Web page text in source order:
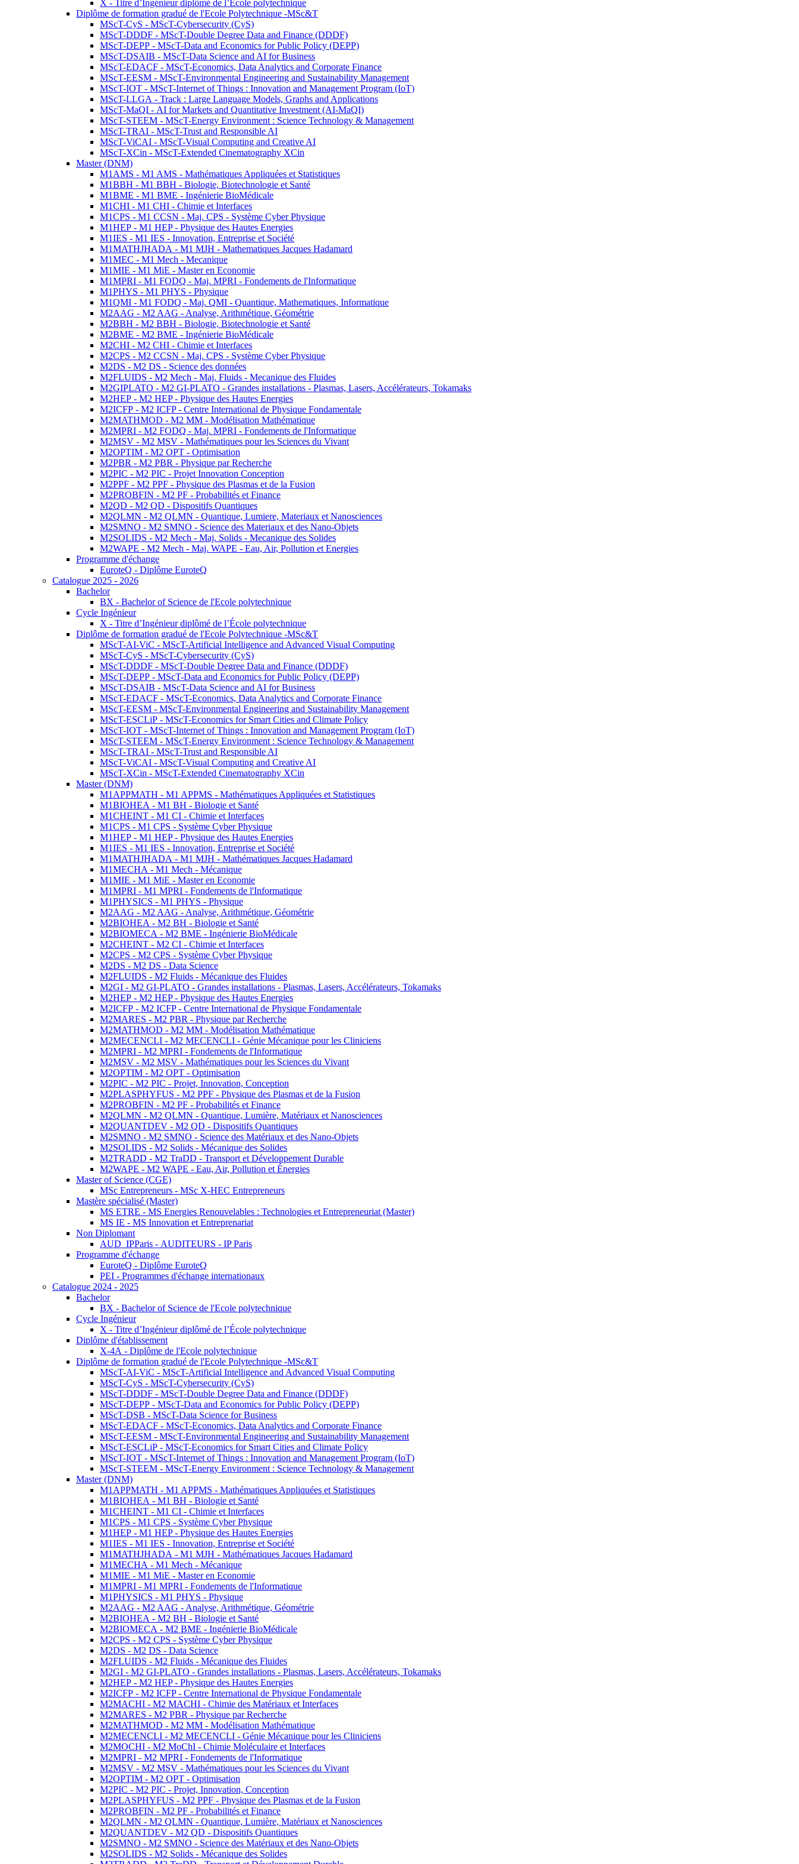
X - Titre d’Ingénieur diplômé de l’École polytechnique
Diplôme de formation gradué de l'Ecole Polytechnique -MSc&T
MScT-CyS - MScT-Cybersecurity (CyS)
MScT-DDDF - MScT-Double Degree Data and Finance (DDDF)
MScT-DEPP - MScT-Data and Economics for Public Policy (DEPP)
MScT-DSAIB - MScT-Data Science and AI for Business
MScT-EDACF - MScT-Economics, Data Analytics and Corporate Finance
MScT-EESM - MScT-Environmental Engineering and Sustainability Management
MScT-IOT - MScT-Internet of Things : Innovation and Management Program (IoT)
MScT-LLGA - Track : Large Language Models, Graphs and Applications
MScT-MaQI - AI for Markets and Quantitative Investment (AI-MaQI)
MScT-STEEM - MScT-Energy Environment : Science Technology & Management
MScT-TRAI - MScT-Trust and Responsible AI
MScT-ViCAI - MScT-Visual Computing and Creative AI
MScT-XCin - MScT-Extended Cinematography XCin
Master (DNM)
M1AMS - M1 AMS - Mathématiques Appliquées et Statistiques
M1BBH - M1 BBH - Biologie, Biotechnologie et Santé
M1BME - M1 BME - Ingénierie BioMédicale
M1CHI - M1 CHI - Chimie et Interfaces
M1CPS - M1 CCSN - Maj. CPS - Système Cyber Physique
M1HEP - M1 HEP - Physique des Hautes Energies
M1IES - M1 IES - Innovation, Entreprise et Société
M1MATHJHADA - M1 MJH - Mathematiques Jacques Hadamard
M1MEC - M1 Mech - Mecanique
M1MIE - M1 MiE - Master en Economie
M1MPRI - M1 FODQ - Maj. MPRI - Fondements de l'Informatique
M1PHYS - M1 PHYS - Physique
M1QMI - M1 FODQ - Maj. QMI - Quantique, Mathematiques, Informatique
M2AAG - M2 AAG - Analyse, Arithmétique, Géométrie
M2BBH - M2 BBH - Biologie, Biotechnologie et Santé
M2BME - M2 BME - Ingénierie BioMédicale
M2CHI - M2 CHI - Chimie et Interfaces
M2CPS - M2 CCSN - Maj. CPS - Système Cyber Physique
M2DS - M2 DS - Science des données
M2FLUIDS - M2 Mech - Maj. Fluids - Mecanique des Fluides
M2GIPLATO - M2 GI-PLATO - Grandes installations - Plasmas, Lasers, Accélérateurs, Tokamaks
M2HEP - M2 HEP - Physique des Hautes Energies
M2ICFP - M2 ICFP - Centre International de Physique Fondamentale
M2MATHMOD - M2 MM - Modélisation Mathématique
M2MPRI - M2 FODQ - Maj. MPRI - Fondements de l'Informatique
M2MSV - M2 MSV - Mathématiques pour les Sciences du Vivant
M2OPTIM - M2 OPT - Optimisation
M2PBR - M2 PBR - Physique par Recherche
M2PIC - M2 PIC - Projet Innovation Conception
M2PPF - M2 PPF - Physique des Plasmas et de la Fusion
M2PROBFIN - M2 PF - Probabilités et Finance
M2QD - M2 QD - Dispositifs Quantiques
M2QLMN - M2 QLMN - Quantique, Lumiere, Materiaux et Nanosciences
M2SMNO - M2 SMNO - Science des Materiaux et des Nano-Objets
M2SOLIDS - M2 Mech - Maj. Solids - Mecanique des Solides
M2WAPE - M2 Mech - Maj. WAPE - Eau, Air, Pollution et Energies
Programme d'échange
EuroteQ - Diplôme EuroteQ
Catalogue 2025 - 2026
Bachelor
BX - Bachelor of Science de l'Ecole polytechnique
Cycle Ingénieur
X - Titre d’Ingénieur diplômé de l’École polytechnique
Diplôme de formation gradué de l'Ecole Polytechnique -MSc&T
MScT-AI-ViC - MScT-Artificial Intelligence and Advanced Visual Computing
MScT-CyS - MScT-Cybersecurity (CyS)
MScT-DDDF - MScT-Double Degree Data and Finance (DDDF)
MScT-DEPP - MScT-Data and Economics for Public Policy (DEPP)
MScT-DSAIB - MScT-Data Science and AI for Business
MScT-EDACF - MScT-Economics, Data Analytics and Corporate Finance
MScT-EESM - MScT-Environmental Engineering and Sustainability Management
MScT-ESCLiP - MScT-Economics for Smart Cities and Climate Policy
MScT-IOT - MScT-Internet of Things : Innovation and Management Program (IoT)
MScT-STEEM - MScT-Energy Environment : Science Technology & Management
MScT-TRAI - MScT-Trust and Responsible AI
MScT-ViCAI - MScT-Visual Computing and Creative AI
MScT-XCin - MScT-Extended Cinematography XCin
Master (DNM)
M1APPMATH - M1 APPMS - Mathématiques Appliquées et Statistiques
M1BIOHEA - M1 BH - Biologie et Santé
M1CHEINT - M1 CI - Chimie et Interfaces
M1CPS - M1 CPS - Système Cyber Physique
M1HEP - M1 HEP - Physique des Hautes Energies
M1IES - M1 IES - Innovation, Entreprise et Société
M1MATHJHADA - M1 MJH - Mathématiques Jacques Hadamard
M1MECHA - M1 Mech - Mécanique
M1MIE - M1 MiE - Master en Economie
M1MPRI - M1 MPRI - Fondements de l'Informatique
M1PHYSICS - M1 PHYS - Physique
M2AAG - M2 AAG - Analyse, Arithmétique, Géométrie
M2BIOHEA - M2 BH - Biologie et Santé
M2BIOMECA - M2 BME - Ingénierie BioMédicale
M2CHEINT - M2 CI - Chimie et Interfaces
M2CPS - M2 CPS - Système Cyber Physique
M2DS - M2 DS - Data Science
M2FLUIDS - M2 Fluids - Mécanique des Fluides
M2GI - M2 GI-PLATO - Grandes installations - Plasmas, Lasers, Accélérateurs, Tokamaks
M2HEP - M2 HEP - Physique des Hautes Energies
M2ICFP - M2 ICFP - Centre International de Physique Fondamentale
M2MARES - M2 PBR - Physique par Recherche
M2MATHMOD - M2 MM - Modélisation Mathématique
M2MECENCLI - M2 MECENCLI - Génie Mécanique pour les Cliniciens
M2MPRI - M2 MPRI - Fondements de l'Informatique
M2MSV - M2 MSV - Mathématiques pour les Sciences du Vivant
M2OPTIM - M2 OPT - Optimisation
M2PIC - M2 PIC - Projet, Innovation, Conception
M2PLASPHYFUS - M2 PPF - Physique des Plasmas et de la Fusion
M2PROBFIN - M2 PF - Probabilités et Finance
M2QLMN - M2 QLMN - Quantique, Lumière, Matériaux et Nanosciences
M2QUANTDEV - M2 QD - Dispositifs Quantiques
M2SMNO - M2 SMNO - Science des Matériaux et des Nano-Objets
M2SOLIDS - M2 Solids - Mécanique des Solides
M2TRADD - M2 TraDD - Transport et Développement Durable
M2WAPE - M2 WAPE - Eau, Air, Pollution et Énergies
Master of Science (CGE)
MSc Entrepreneurs - MSc X-HEC Entrepreneurs
Mastère spécialisé (Master)
MS ETRE - MS Energies Renouvelables : Technologies et Entrepreneuriat (Master)
MS IE - MS Innovation et Entreprenariat
Non Diplomant
AUD_IPParis - AUDITEURS - IP Paris
Programme d'échange
EuroteQ - Diplôme EuroteQ
PEI - Programmes d'échange internationaux
Catalogue 2024 - 2025
Bachelor
BX - Bachelor of Science de l'Ecole polytechnique
Cycle Ingénieur
X - Titre d’Ingénieur diplômé de l’École polytechnique
Diplôme d'établissement
X-4A - Diplôme de l'Ecole polytechnique
Diplôme de formation gradué de l'Ecole Polytechnique -MSc&T
MScT-AI-ViC - MScT-Artificial Intelligence and Advanced Visual Computing
MScT-CyS - MScT-Cybersecurity (CyS)
MScT-DDDF - MScT-Double Degree Data and Finance (DDDF)
MScT-DEPP - MScT-Data and Economics for Public Policy (DEPP)
MScT-DSB - MScT-Data Science for Business
MScT-EDACF - MScT-Economics, Data Analytics and Corporate Finance
MScT-EESM - MScT-Environmental Engineering and Sustainability Management
MScT-ESCLiP - MScT-Economics for Smart Cities and Climate Policy
MScT-IOT - MScT-Internet of Things : Innovation and Management Program (IoT)
MScT-STEEM - MScT-Energy Environment : Science Technology & Management
Master (DNM)
M1APPMATH - M1 APPMS - Mathématiques Appliquées et Statistiques
M1BIOHEA - M1 BH - Biologie et Santé
M1CHEINT - M1 CI - Chimie et Interfaces
M1CPS - M1 CPS - Système Cyber Physique
M1HEP - M1 HEP - Physique des Hautes Energies
M1IES - M1 IES - Innovation, Entreprise et Société
M1MATHJHADA - M1 MJH - Mathématiques Jacques Hadamard
M1MECHA - M1 Mech - Mécanique
M1MIE - M1 MiE - Master en Economie
M1MPRI - M1 MPRI - Fondements de l'Informatique
M1PHYSICS - M1 PHYS - Physique
M2AAG - M2 AAG - Analyse, Arithmétique, Géométrie
M2BIOHEA - M2 BH - Biologie et Santé
M2BIOMECA - M2 BME - Ingénierie BioMédicale
M2CPS - M2 CPS - Système Cyber Physique
M2DS - M2 DS - Data Science
M2FLUIDS - M2 Fluids - Mécanique des Fluides
M2GI - M2 GI-PLATO - Grandes installations - Plasmas, Lasers, Accélérateurs, Tokamaks
M2HEP - M2 HEP - Physique des Hautes Energies
M2ICFP - M2 ICFP - Centre International de Physique Fondamentale
M2MACHI - M2 MACHI - Chimie des Matériaux et Interfaces
M2MARES - M2 PBR - Physique par Recherche
M2MATHMOD - M2 MM - Modélisation Mathématique
M2MECENCLI - M2 MECENCLI - Génie Mécanique pour les Cliniciens
M2MOCHI - M2 MoChI - Chimie Moléculaire et Interfaces
M2MPRI - M2 MPRI - Fondements de l'Informatique
M2MSV - M2 MSV - Mathématiques pour les Sciences du Vivant
M2OPTIM - M2 OPT - Optimisation
M2PIC - M2 PIC - Projet, Innovation, Conception
M2PLASPHYFUS - M2 PPF - Physique des Plasmas et de la Fusion
M2PROBFIN - M2 PF - Probabilités et Finance
M2QLMN - M2 QLMN - Quantique, Lumière, Matériaux et Nanosciences
M2QUANTDEV - M2 QD - Dispositifs Quantiques
M2SMNO - M2 SMNO - Science des Matériaux et des Nano-Objets
M2SOLIDS - M2 Solids - Mécanique des Solides